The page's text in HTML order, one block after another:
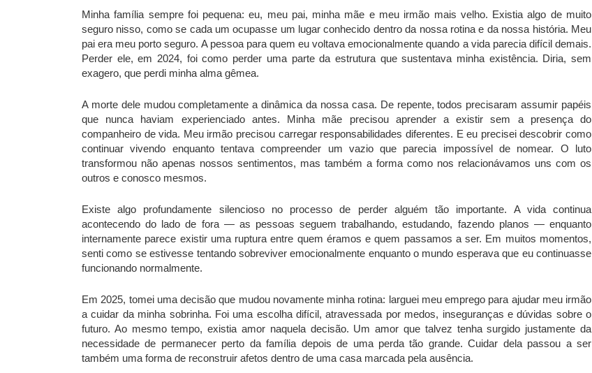
Minha família sempre foi pequena: eu, meu pai, minha mãe e meu irmão mais velho. Existia algo de muito
seguro nisso, como se cada um ocupasse um lugar conhecido dentro da nossa rotina e da nossa história. Meu
pai era meu porto seguro. A pessoa para quem eu voltava emocionalmente quando a vida parecia difícil demais.
Perder ele, em 2024, foi como perder uma parte da estrutura que sustentava minha existência. Diria, sem
exagero, que perdi minha alma gêmea.
A morte dele mudou completamente a dinâmica da nossa casa. De repente, todos precisaram assumir papéis
que nunca haviam experienciado antes. Minha mãe precisou aprender a existir sem a presença do
companheiro de vida. Meu irmão precisou carregar responsabilidades diferentes. E eu precisei descobrir como
continuar vivendo enquanto tentava compreender um vazio que parecia impossível de nomear. O luto
transformou não apenas nossos sentimentos, mas também a forma como nos relacionávamos uns com os
outros e conosco mesmos.
Existe algo profundamente silencioso no processo de perder alguém tão importante. A vida continua
acontecendo do lado de fora — as pessoas seguem trabalhando, estudando, fazendo planos — enquanto
internamente parece existir uma ruptura entre quem éramos e quem passamos a ser. Em muitos momentos,
senti como se estivesse tentando sobreviver emocionalmente enquanto o mundo esperava que eu continuasse
funcionando normalmente.
Em 2025, tomei uma decisão que mudou novamente minha rotina: larguei meu emprego para ajudar meu irmão
a cuidar da minha sobrinha. Foi uma escolha difícil, atravessada por medos, inseguranças e dúvidas sobre o
futuro. Ao mesmo tempo, existia amor naquela decisão. Um amor que talvez tenha surgido justamente da
necessidade de permanecer perto da família depois de uma perda tão grande. Cuidar dela passou a ser
também uma forma de reconstruir afetos dentro de uma casa marcada pela ausência.